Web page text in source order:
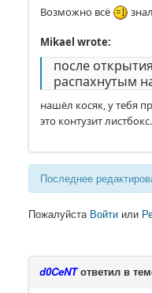
Возможно всё
Mikael wrote:
после
распахнутым
нашёл косяк, у тебя
это контузит
Последнее
Пожалуйста Войти или
d0CeNTответил в